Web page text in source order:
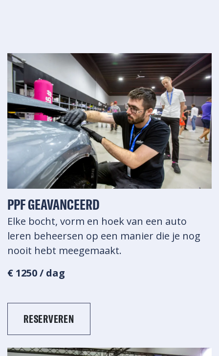
PPF GEAVANCEERD
Elke bocht, vorm en hoek van een auto
leren beheersen op een manier die je nog
nooit hebt meegemaakt.
€ 1250 / dag
RESERVEREN